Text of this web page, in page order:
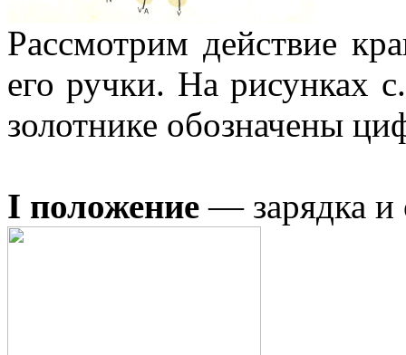
Рассмотрим действие
его ручки. На рисунках
золотнике обозначены
I положение— зарядка и